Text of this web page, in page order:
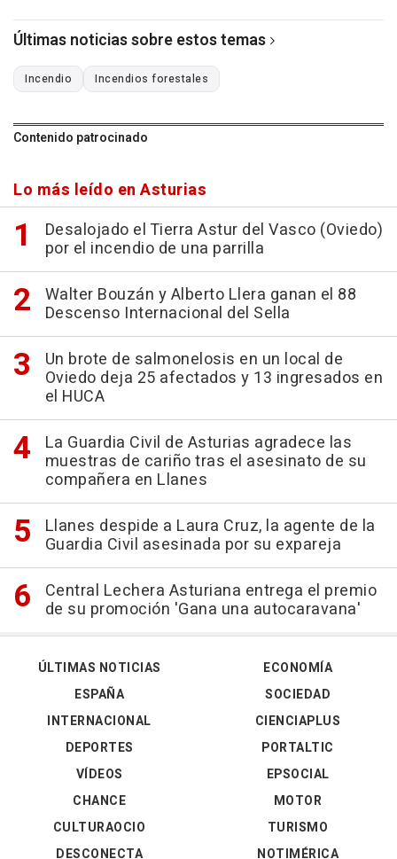
Últimas noticias sobre estos temas
Incendio Incendios forestales
Contenido patrocinado
Lo más leído en Asturias
Desalojado el Tierra Astur del Vasco (Oviedo)
por el incendio de una parrilla
Walter Bouzán y Alberto Llera ganan el 88
Descenso Internacional del Sella
Un brote de salmonelosis en un local de
Oviedo deja 25 afectados y 13 ingresados en
el HUCA
La Guardia Civil de Asturias agradece las
muestras de cariño tras el asesinato de su
compañera en Llanes
Llanes despide a Laura Cruz, la agente de la
Guardia Civil asesinada por su expareja
Central Lechera Asturiana entrega el premio
de su promoción 'Gana una autocaravana'
ÚLTIMAS NOTICIAS
ESPAÑA
INTERNACIONAL
DEPORTES
VÍDEOS
ECONOMÍA
SOCIEDAD
CIENCIAPLUS
PORTALTIC
EPSOCIAL
CHANCE
CULTURAOCIO
DESCONECTA
MOTOR
TURISMO
NOTIMÉRICA